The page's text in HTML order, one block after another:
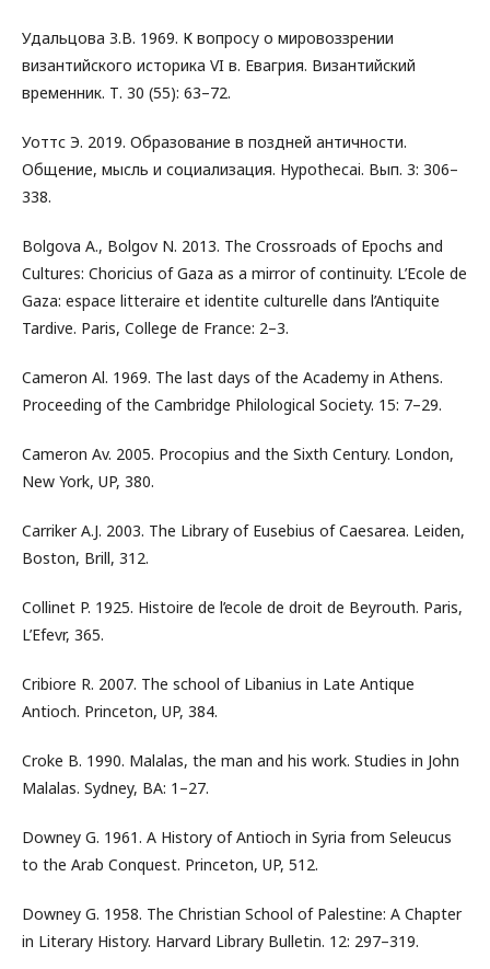
Удальцова З.В. 1969. К вопросу о мировоззрении
византийского историка VI в. Евагрия. Византийский
временник. Т. 30 (55): 63–72.
Уоттс Э. 2019. Образование в поздней античности.
Общение, мысль и социализация. Hypothecai. Вып. 3: 306–
338.
Bolgova A., Bolgov N. 2013. The Crossroads of Epochs and
Cultures: Choricius of Gaza as a mirror of continuity. L’Ecole de
Gaza: espace litteraire et identite culturelle dans l’Antiquite
Tardive. Paris, College de France: 2–3.
Cameron Al. 1969. The last days of the Academy in Athens.
Proceeding of the Cambridge Philological Society. 15: 7–29.
Cameron Av. 2005. Procopius and the Sixth Century. London,
New York, UP, 380.
Carriker A.J. 2003. The Library of Eusebius of Caesarea. Leiden,
Boston, Brill, 312.
Collinet P. 1925. Histoire de l’ecole de droit de Beyrouth. Paris,
L’Efevr, 365.
Cribiore R. 2007. The school of Libanius in Late Antique
Antioch. Princeton, UP, 384.
Croke B. 1990. Malalas, the man and his work. Studies in John
Malalas. Sydney, BA: 1–27.
Downey G. 1961. A History of Antioch in Syria from Seleucus
to the Arab Conquest. Princeton, UP, 512.
Downey G. 1958. The Christian School of Palestine: A Chapter
in Literary History. Harvard Library Bulletin. 12: 297–319.